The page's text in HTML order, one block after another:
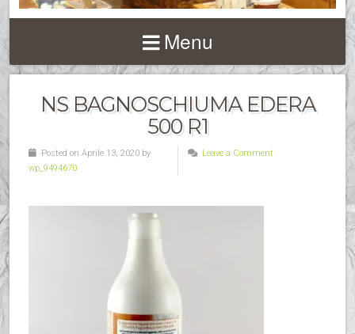
Menu
NS BAGNOSCHIUMA EDERA
500 R1
Posted on Aprile 13, 2020 by
wp_9494670
Leave a Comment